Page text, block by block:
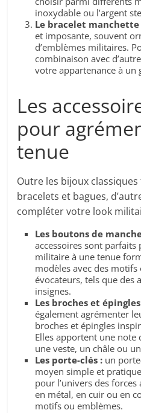
inoxydable ou l’argent
Le bracelet manchette
et imposante, souvent
d’emblèmes militaires.
combinaison avec
votre appartenance à un
Les
pour
tenue
Outre les bijoux
bracelets et bagues,
compléter votre look
Les boutons de
accessoires sont
militaire à une tenue
modèles avec des
évocateurs, tels que des
insignes.
Les broches et
également agrémenter
broches et épingles
Elles apportent une note
une veste, un châle ou
Les porte-clés : un
moyen simple et
pour l’univers des
en métal, en cuir ou en
motifs ou emblèmes.